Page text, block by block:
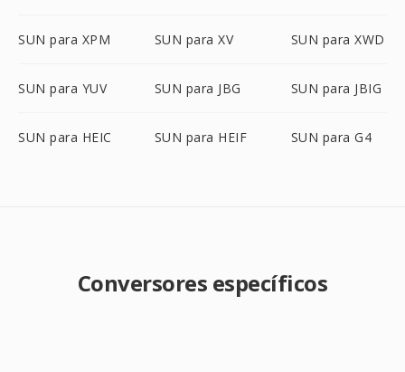
SUN para XPM SUN para XV SUN para XWD
SUN para YUV SUN para JBG SUN para JBIG
SUN para HEIC SUN para HEIF SUN para G4
Conversores específicos